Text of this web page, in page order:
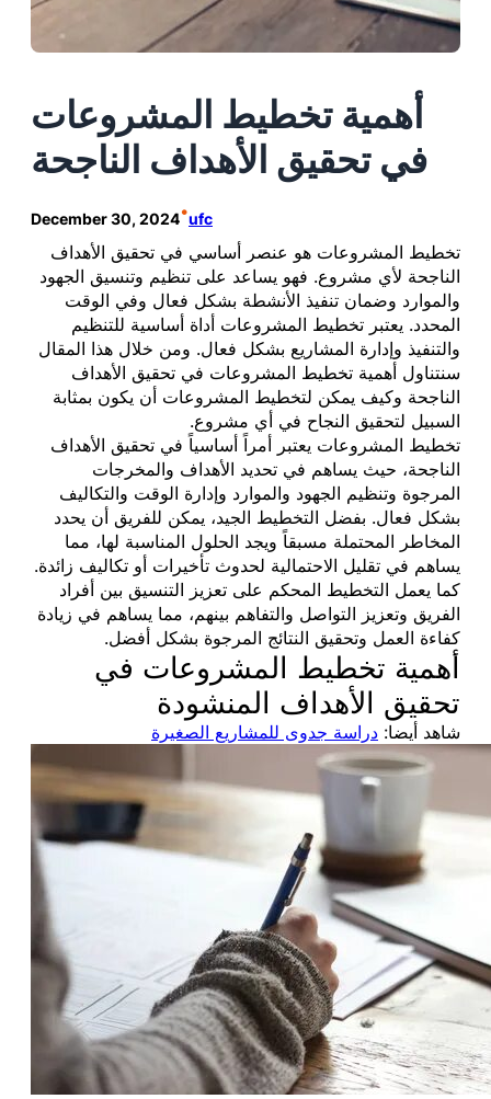
أهمية تخطيط المشروعات
في تحقيق الأهداف الناجحة
December 30, 2024•ufc
تخطيط المشروعات هو عنصر أساسي في تحقيق الأهداف
الناجحة لأي مشروع. فهو يساعد على تنظيم وتنسيق الجهود
والموارد وضمان تنفيذ الأنشطة بشكل فعال وفي الوقت
المحدد. يعتبر تخطيط المشروعات أداة أساسية للتنظيم
والتنفيذ وإدارة المشاريع بشكل فعال. ومن خلال هذا المقال
سنتناول أهمية تخطيط المشروعات في تحقيق الأهداف
الناجحة وكيف يمكن لتخطيط المشروعات أن يكون بمثابة
السبيل لتحقيق النجاح في أي مشروع.
تخطيط المشروعات يعتبر أمراً أساسياً في تحقيق الأهداف
الناجحة، حيث يساهم في تحديد الأهداف والمخرجات
المرجوة وتنظيم الجهود والموارد وإدارة الوقت والتكاليف
بشكل فعال. بفضل التخطيط الجيد، يمكن للفريق أن يحدد
المخاطر المحتملة مسبقاً ويجد الحلول المناسبة لها، مما
يساهم في تقليل الاحتمالية لحدوث تأخيرات أو تكاليف زائدة.
كما يعمل التخطيط المحكم على تعزيز التنسيق بين أفراد
الفريق وتعزيز التواصل والتفاهم بينهم، مما يساهم في زيادة
كفاءة العمل وتحقيق النتائج المرجوة بشكل أفضل.
أهمية تخطيط المشروعات في
تحقيق الأهداف المنشودة
شاهد أيضا: دراسة جدوى للمشاريع الصغيرة